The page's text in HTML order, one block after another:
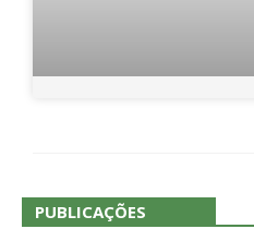
PUBLICAÇÕES